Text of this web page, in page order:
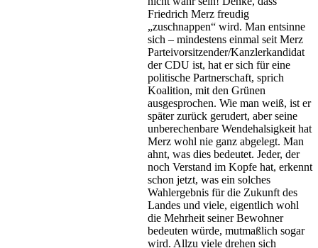
Friedrich Merz freudig
„zuschnappen“ wird. Man entsinne
sich – mindestens einmal seit Merz
Parteivorsitzender/Kanzlerkandidat
der CDU ist, hat er sich für eine
politische Partnerschaft, sprich
Koalition, mit den Grünen
ausgesprochen. Wie man weiß, ist er
später zurück gerudert, aber seine
unberechenbare Wendehalsigkeit hat
Merz wohl nie ganz abgelegt. Man
ahnt, was dies bedeutet. Jeder, der
noch Verstand im Kopfe hat, erkennt
schon jetzt, was ein solches
Wahlergebnis für die Zukunft des
Landes und viele, eigentlich wohl
die Mehrheit seiner Bewohner
bedeuten würde, mutmaßlich sogar
wird. Allzu viele drehen sich